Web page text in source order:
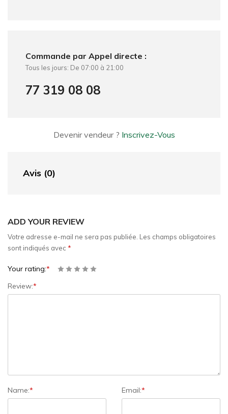
Commande par Appel directe :
Tous les jours: De 07:00 à 21:00
77 319 08 08
Devenir vendeur ? Inscrivez-Vous
Avis (0)
ADD YOUR REVIEW
Votre adresse e-mail ne sera pas publiée. Les champs obligatoires
sont indiqués avec *
Your rating:*
Review:*
Name:* Email:*